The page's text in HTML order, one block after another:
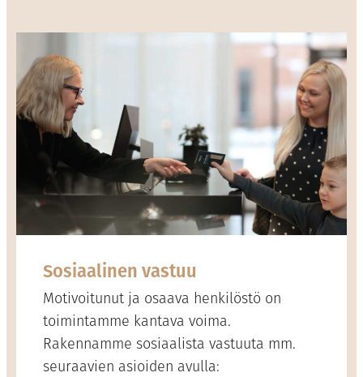
Sosiaalinen vastuu
Motivoitunut ja osaava henkilöstö on
toimintamme kantava voima.
Rakennamme sosiaalista vastuuta mm.
seuraavien asioiden avulla: